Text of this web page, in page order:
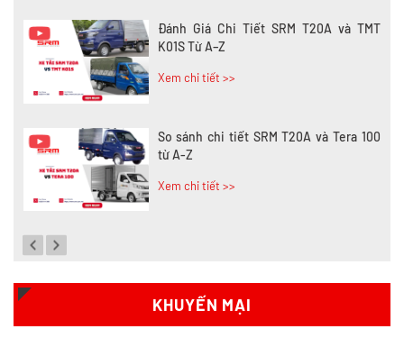
Đánh Giá Chi Tiết SRM T20A và TMT
K01S Từ A–Z
Xem chi tiết >>
So sánh chi tiết SRM T20A và Tera 100
từ A-Z
Xem chi tiết >>
Xem chi tiết >>
KHUYẾN MẠI